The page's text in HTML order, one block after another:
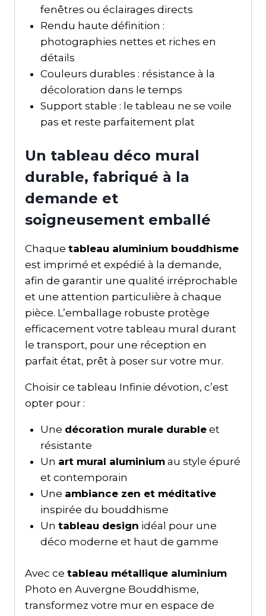
fenêtres ou éclairages directs
Rendu haute définition :
photographies nettes et riches en
détails
Couleurs durables : résistance à la
décoloration dans le temps
Support stable : le tableau ne se voile
pas et reste parfaitement plat
Un tableau déco mural
durable, fabriqué à la
demande et
soigneusement emballé
Chaque tableau aluminium bouddhisme
est imprimé et expédié à la demande,
afin de garantir une qualité irréprochable
et une attention particulière à chaque
pièce. L’emballage robuste protège
efficacement votre tableau mural durant
le transport, pour une réception en
parfait état, prêt à poser sur votre mur.
Choisir ce tableau Infinie dévotion, c’est
opter pour :
Une décoration murale durableet
résistante
Un art mural aluminiumau style épuré
et contemporain
Une ambiance zen et méditative
inspirée du bouddhisme
Un tableau design idéal pour une
déco moderne et haut de gamme
Avec ce tableau métallique aluminium
Photo en Auvergne Bouddhisme,
transformez votre mur en espace de